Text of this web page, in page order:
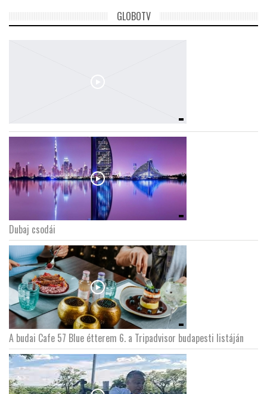
GLOBOTV
Dubaj csodái
A budai Cafe 57 Blue étterem 6. a Tripadvisor budapesti listáján